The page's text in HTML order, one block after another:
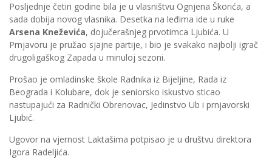
Posljednje četiri godine bila je u vlasništvu Ognjena Škorića, a
sada dobija novog vlasnika. Desetka na leđima ide u ruke
Arsena Kneževića, dojučerašnjeg prvotimca Ljubića. U
Prnjavoru je pružao sjajne partije, i bio je svakako najbolji igrač
drugoligaškog Zapada u minuloj sezoni.
Prošao je omladinske škole Radnika iz Bijeljine, Rada iz
Beograda i Kolubare, dok je seniorsko iskustvo sticao
nastupajući za Radnički Obrenovac, Jedinstvo Ub i prnjavorski
Ljubić.
Ugovor na vjernost Laktašima potpisao je u društvu direktora
Igora Radeljića.